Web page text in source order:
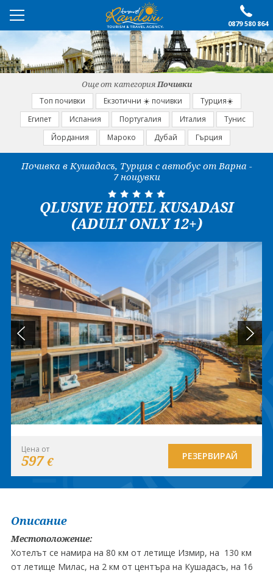
0879 580 864
ПРЕПОРЪЧАНО
ЕКСКУРЗИИ
ПОЧИВКИ
За нас
Форма за запитване
Условия за записване
данни
Документи
ПОСЛЕДВАЙТЕ НИ
Още от категорияПочивки
Топ почивки Екзотични ☀️ почивки
Турция☀️
Египет
Испания Португалия Италия
Тунис
Йордания
Мароко Дубай Гърция
Почивка в Кушадасъ, Турция с автобус от Варна -
7 нощувки
QLUSIVE HOTEL KUSADASI
(ADULT ONLY 12+)
РЕЗЕРВИРАЙ
Цена от
597€
Описание
Местоположение:
Хотелът се намира на 80 км от летище Измир, на 130 км
от летище Милас, на 2 км от центъра на Кушадасъ, на 16